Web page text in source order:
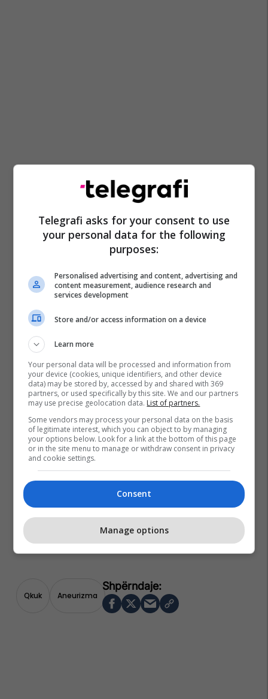
Qkuk Aneurizma
Telegrafi asks for your consent to use
your personal data for the following
purposes:
Personalised advertising and content, advertising and
content measurement, audience research and
services development
Store and/or access information on a device
Learn more
Your personal data will be processed and information from
your device (cookies, unique identifiers, and other device
data) may be stored by, accessed by and shared with 369
partners, or used specifically by this site. We and our partners
may use precise geolocation data. List of partners.
Some vendors may process your personal data on the basis
of legitimate interest, which you can object to by managing
your options below. Look for a link at the bottom of this page
or in the site menu to manage or withdraw consent in privacy
and cookie settings.
Consent
Manage options